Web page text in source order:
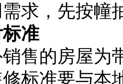
求，先按幢
准
售的房屋为
标准要与本